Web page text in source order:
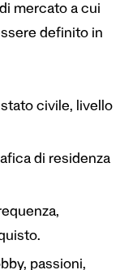
mercato a cui
definito in
civile, livello
di residenza
passioni,